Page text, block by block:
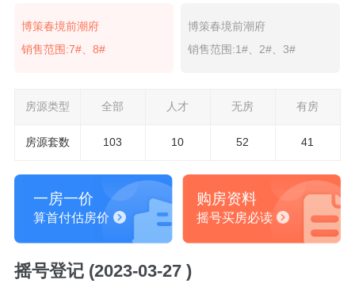
博策春境前潮府
销售范围:7#、8#
博策春境前潮府
销售范围:1#、2#、3#
房源类型 全部 人才 无房 有房
房源套数 103 10 52 41
一房一价
算首付估房价
购房资料
摇号买房必读
摇号登记 (2023-03-27 )